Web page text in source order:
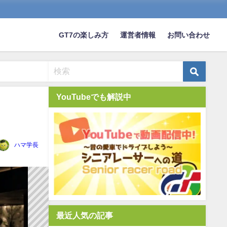
GT7の楽しみ方 運営者情報 お問い合わせ
ハマ学長
YouTubeでも解説中
最近人気の記事